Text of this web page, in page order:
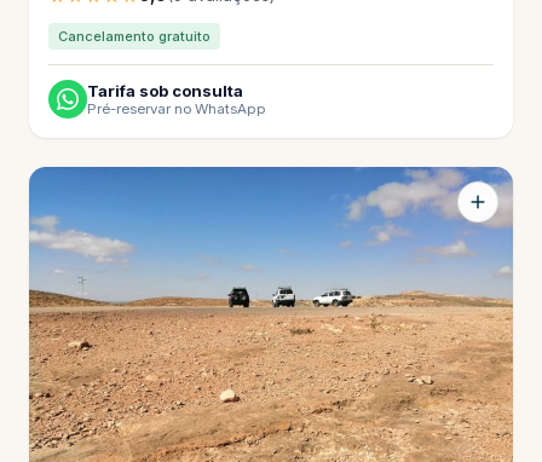
Cancelamento gratuito
Tarifa sob consulta
Pré-reservar no WhatsApp